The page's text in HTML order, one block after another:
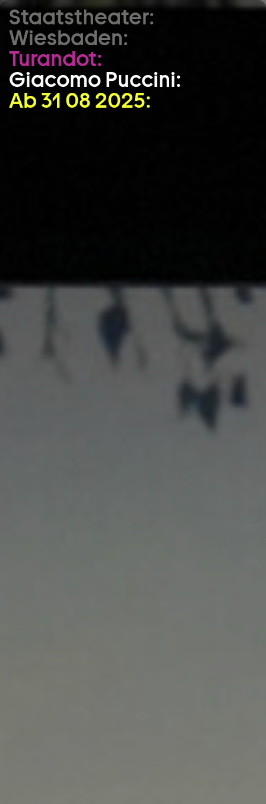
Zum Hauptinhalt springen
Zum Footer springen
Staatstheater:
Wiesbaden:
Turandot:
Giacomo Puccini:
Ab 31 08 2025: